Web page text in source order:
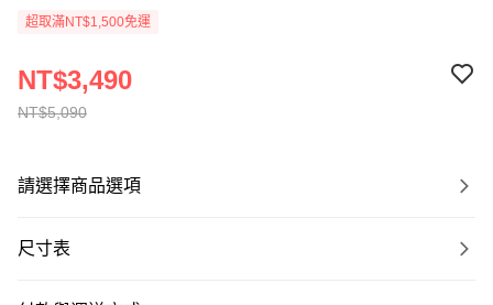
超取滿NT$1,500免運
NT$5,090
NT$3,490
請選擇商品選項
尺寸表